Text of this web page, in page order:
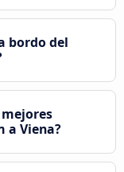
bordo del
a Viena?